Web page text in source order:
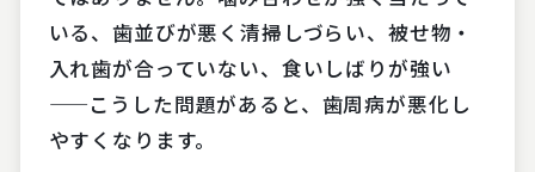
いる、歯並びが悪く清掃しづらい、被せ物・
入れ歯が合っていない、食いしばりが強い
——こうした問題があると、歯周病が悪化し
やすくなります。